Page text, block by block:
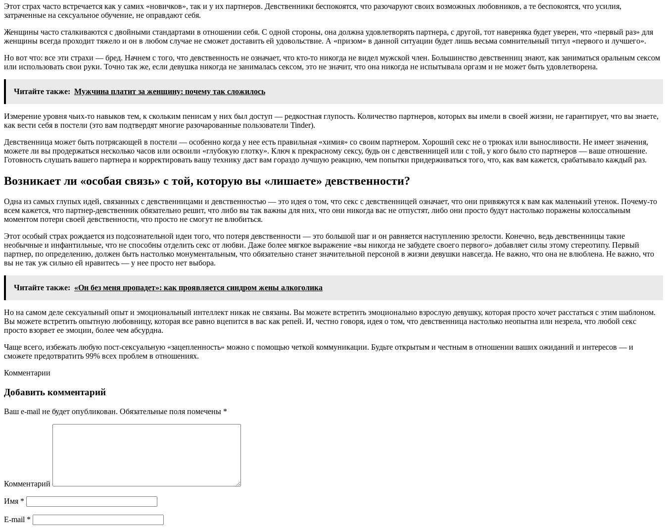
Этот страх часто встречается как у самих «новичков», так и у их партнеров. Девственники беспокоятся, что разочаруют своих возможных любовников, а те беспокоятся, что усилия,
затраченные на сексуальное обучение, не оправдают себя.
Женщины часто сталкиваются с двойными стандартами в отношении себя. С одной стороны, она должна удовлетворять партнера, с другой, тот наверняка будет уверен, что «первый раз» для
женщины всегда проходит тяжело и он в любом случае не сможет доставить ей удовольствие. А «призом» в данной ситуации будет лишь весьма сомнительный титул «первого и лучшего».
Но вот что: все эти страхи — бред. Начнем с того, что девственность не означает, что кто-то никогда не видел мужской член. Большинство девственниц знают, как заниматься оральным сексом
или использовать свои руки. Точно так же, если девушка никогда не занималась сексом, это не значит, что она никогда не испытывала оргазм и не может быть удовлетворена.
Читайте также: Мужчина платит за женщину: почему так сложилось
Измерение уровня чьих-то навыков тем, к скольким пенисам у них был доступ — редкостная глупость. Количество партнеров, которых вы имели в своей жизни, не гарантирует, что вы знаете,
как вести себя в постели (это вам подтвердят многие разочарованные пользователи Tinder).
Девственница может быть потрясающей в постели — особенно когда у нее есть правильная «химия» со своим партнером. Хороший секс не о трюках или выносливости. Не имеет значения,
можете ли вы продержаться несколько часов или освоили «глубокую глотку». Ключ к прекрасному сексу, будь он с девственницей или с той, у кого было сто партнеров — ваше отношение.
Готовность слушать вашего партнера и корректировать вашу технику даст вам гораздо лучшую реакцию, чем попытки придерживаться того, что, как вам кажется, срабатывало каждый раз.
Возникает ли «особая связь» с той, которую вы «лишаете» девственности?
Одна из самых глупых идей, связанных с девственницами и девственностью — это идея о том, что секс с девственницей означает, что они привяжутся к вам как маленький утенок. Почему-то
всем кажется, что партнер-девственник обязательно решит, что либо вы так важны для них, что они никогда вас не отпустят, либо они просто будут настолько поражены колоссальным
моментом потери своей девственности, что просто не смогут не влюбиться.
Этот особый страх рождается из подсознательной идеи того, что потеря девственности — это большой шаг и он равняется наступлению зрелости. Конечно, ведь девственницы такие
необычные и инфантильные, что не способны отделить секс от любви. Даже более мягкое выражение «вы никогда не забудете своего первого» добавляет силы этому стереотипу. Первый
партнер, по определению, должен быть настолько монументальным, что обязательно станет значительной персоной в жизни девушки навсегда. Не важно, что она не влюблена. Не важно, что
вы не так уж сильно ей нравитесь — у нее просто нет выбора.
Читайте также: «Он без меня пропадет»: как проявляется синдром жены алкоголика
Но на самом деле сексуальный опыт и эмоциональный интеллект никак не связаны. Вы можете встретить эмоционально взрослую девушку, которая просто хочет расстаться с этим шаблоном.
Вы можете встретить опытную любовницу, которая все равно вцепится в вас как репей. И, честно говоря, идея о том, что девственница настолько неопытна или незрела, что любой секс
просто взорвет ее эмоции, более чем абсурдна.
Чаще всего, избежать любую пост-сексуальную «зацепленность» можно с помощью четкой коммуникации. Будьте открытым и честным в отношении ваших ожиданий и интересов — и
сможете предотвратить 99% всех проблем в отношениях.
Комментарии
Добавить комментарий
Ваш e-mail не будет опубликован. Обязательные поля помечены *
Комментарий
Имя *
E-mail *